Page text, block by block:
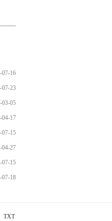
07-16
07-23
03-05
04-17
07-15
04-27
07-15
07-18
TXT